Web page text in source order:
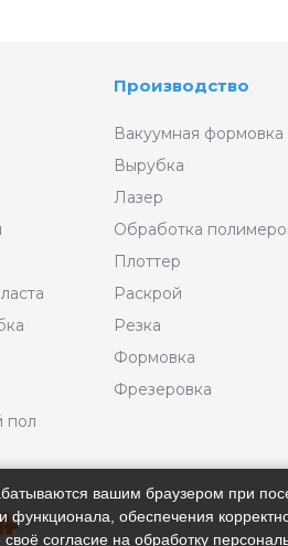
пол
Производство
Вакуумная формовка
Вырубка
Лазер
Обработка
Плоттер
Раскрой
Резка
Формовка
Фрезеровка
вашим браузером при
обеспечения
согласие на обработку